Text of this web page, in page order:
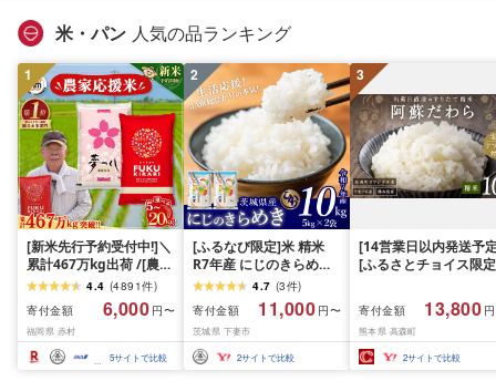
米・パン 人気の品ランキング
1
[新米先行予約受付中!]＼
累計467万kg出荷 /[農家
応援米]訳あり 令和7年産
令和8年産ふくきらり 夢
つくし 5kg 10kg 15kg
20kg [選べる品種・内容
量・出荷時期]複数原料
米 白米 精米 国産 限定
4.4 (4891件)
寄付金額
6,000 円〜
福岡県 赤村
5サイトで比較
2
[ふるなび限定]米 精米
R7年産 にじのきらめき
10kg 10月 FN-Limited-
4.7 (3件)
寄付金額
11,000 円〜
茨城県 下妻市
2サイトで比較
3
[14営業日以内発送予
[ふるさとチョイス限定
だわら 熊本県 高森町
リジナル米 計
10kg(5kg×2袋)精米 お
米 米 5kg×2 10kg
寄付金額 13,800
熊本県 高森町
2サイトで比較